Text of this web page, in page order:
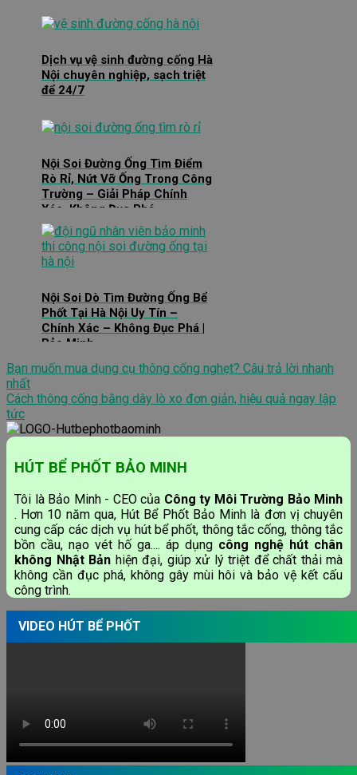
Dịch vụ vệ sinh đường cống Hà
Nội chuyên nghiệp, sạch triệt
để 24/7
Nội Soi Đường Ống Tìm Điểm
Rò Rỉ, Nứt Vỡ Ống Trong Công
Trường – Giải Pháp Chính
Xác, Không Đục Phá
Nội Soi Dò Tìm Đường Ống Bể
Phốt Tại Hà Nội Uy Tín –
Chính Xác – Không Đục Phá |
Bảo Minh
Bạn muốn mua dụng cụ thông cống nghẹt? Câu trả lời nhanh
nhất
Cách thông cống bằng dây lò xo đơn giản, hiệu quả ngay lập
tức
HÚT BỂ PHỐT BẢO MINH
Tôi là Bảo Minh - CEO của Công ty Môi Trường Bảo Minh
. Hơn 10 năm qua, Hút Bể Phốt Bảo Minh là đơn vị chuyên
cung cấp các dịch vụ hút bể phốt, thông tắc cống, thông tắc
bồn cầu, nạo vét hố ga.... áp dụng công nghệ hút chân
không Nhật Bản hiện đại, giúp xử lý triệt để chất thải mà
không cần đục phá, không gây mùi hôi và bảo vệ kết cấu
công trình.
VIDEO HÚT BỂ PHỐT